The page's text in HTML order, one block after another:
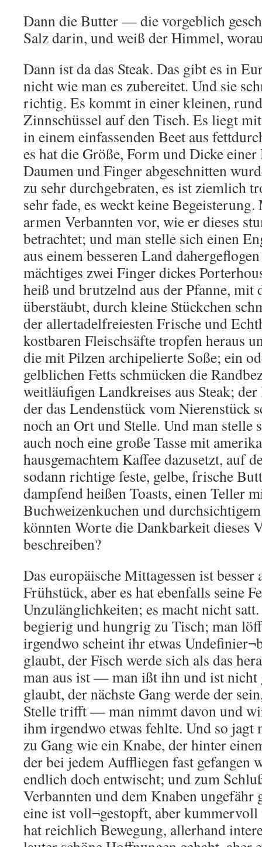
Dann die Butter — die vorgeblich
Salz darin, und weiß der Himmel,
Dann ist da das Steak. Das gibt es in
nicht wie man es zubereitet. Und sie
richtig. Es kommt in einer kleinen,
Zinnschüssel auf den Tisch. Es liegt
in einem einfassenden Beet aus
es hat die Größe, Form und Dicke
Daumen und Finger abgeschnitten
zu sehr durchgebraten, es ist ziemlich
sehr fade, es weckt keine
armen Verbannten vor, wie er dieses
betrachtet; und man stelle sich einen
aus einem besseren Land
mächtiges zwei Finger dickes
heiß und brutzelnd aus der Pfanne, mit
überstäubt, durch kleine Stückchen
der allertadelfreiesten Frische und
kostbaren Fleischsäfte tropfen heraus
die mit Pilzen archipelierte Soße; ein
gelblichen Fetts schmücken die
weitläufigen Landkreises aus Steak;
der das Lendenstück vom Nierenstück
noch an Ort und Stelle. Und man stelle
auch noch eine große Tasse mit
hausgemachtem Kaffee dazusetzt, auf
sodann richtige feste, gelbe, frische
dampfend heißen Toasts, einen Teller
Buchweizenkuchen und
könnten Worte die Dankbarkeit dieses
beschreiben?
Das europäische Mittagessen ist besser
Frühstück, aber es hat ebenfalls seine
Unzulänglichkeiten; es macht nicht
begierig und hungrig zu Tisch; man
irgendwo scheint ihr etwas
glaubt, der Fisch werde sich als das
man aus ist — man ißt ihn und ist nicht
glaubt, der nächste Gang werde der
Stelle trifft — man nimmt davon und
ihm irgendwo etwas fehlte. Und so jagt
zu Gang wie ein Knabe, der hinter
der bei jedem Auffliegen fast gefangen
endlich doch entwischt; und zum
Verbannten und dem Knaben
eine ist voll¬gestopft, aber kummervoll
hat reichlich Bewegung, allerhand